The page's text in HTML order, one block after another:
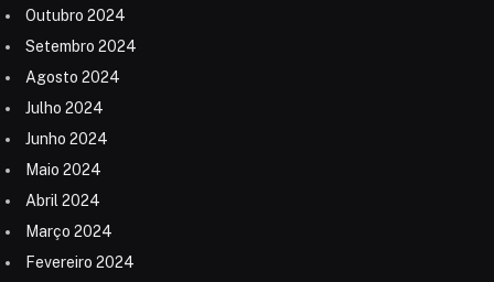
Outubro 2024
Setembro 2024
Agosto 2024
Julho 2024
Junho 2024
Maio 2024
Abril 2024
Março 2024
Fevereiro 2024